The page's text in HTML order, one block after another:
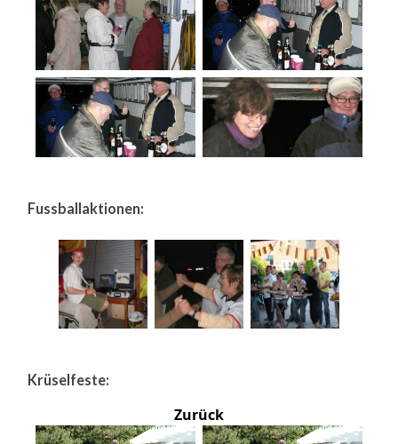
Fussballaktionen:
Krüselfeste:
Zurück